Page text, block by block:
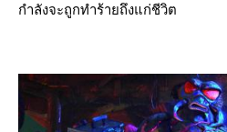
กำลังจะถูกทำร้ายถึงแก่ชีวิต